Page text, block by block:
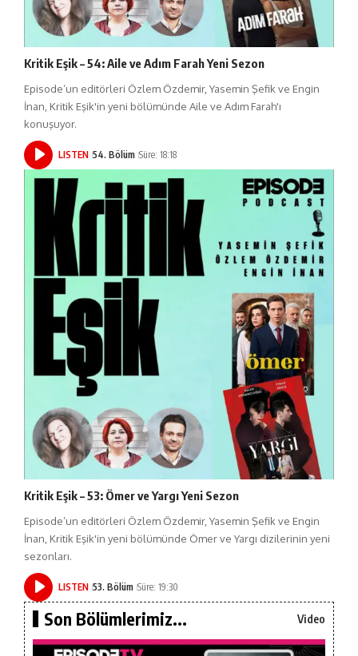
Kritik Eşik – 54: Aile ve Adım Farah Yeni Sezon
Episode’un editörleri Özlem Özdemir, Yasemin Şefik ve Engin
İnan, Kritik Eşik'in yeni bölümünde Aile ve Adım Farah'ı
konuşuyor.
LISTEN 54. Bölüm Süre: 18:18
Kritik Eşik – 53: Ömer ve Yargı Yeni Sezon
Episode’un editörleri Özlem Özdemir, Yasemin Şefik ve Engin
İnan, Kritik Eşik'in yeni bölümünde Ömer ve Yargı dizilerinin yeni
sezonları.
LISTEN 53. Bölüm Süre: 19:30
Son Bölümlerimiz... Video